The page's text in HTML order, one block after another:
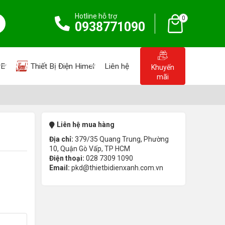
Hotline hỗ trợ
0938771090
0
Thiết Bị Điện Himel Liên hệ
Khuyến
mãi
Liên hệ mua hàng
Địa chỉ: 379/35 Quang Trung, Phường
10, Quận Gò Vấp, TP HCM
Điện thoại: 028 7309 1090
Email: pkd@thietbidienxanh.com.vn